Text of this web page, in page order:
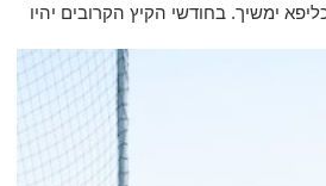
ימשיך. בחודשי הקיץ הקרובים יהיו